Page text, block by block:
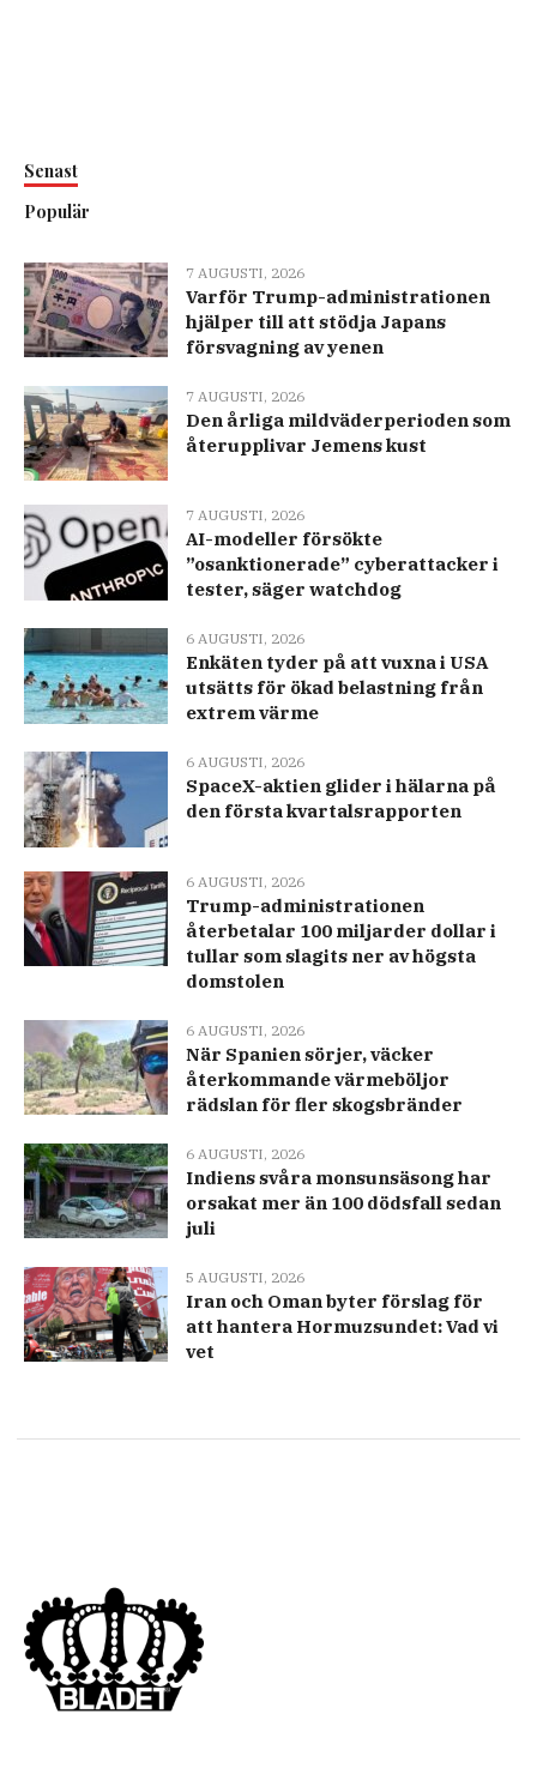
Senast
Populär
7 AUGUSTI, 2026
Varför Trump-administrationen
hjälper till att stödja Japans
försvagning av yenen
7 AUGUSTI, 2026
Den årliga mildväderperioden som
återupplivar Jemens kust
7 AUGUSTI, 2026
AI-modeller försökte
”osanktionerade” cyberattacker i
tester, säger watchdog
6 AUGUSTI, 2026
Enkäten tyder på att vuxna i USA
utsätts för ökad belastning från
extrem värme
6 AUGUSTI, 2026
SpaceX-aktien glider i hälarna på
den första kvartalsrapporten
6 AUGUSTI, 2026
Trump-administrationen
återbetalar 100 miljarder dollar i
tullar som slagits ner av högsta
domstolen
6 AUGUSTI, 2026
När Spanien sörjer, väcker
återkommande värmeböljor
rädslan för fler skogsbränder
6 AUGUSTI, 2026
Indiens svåra monsunsäsong har
orsakat mer än 100 dödsfall sedan
juli
5 AUGUSTI, 2026
Iran och Oman byter förslag för
att hantera Hormuzsundet: Vad vi
vet